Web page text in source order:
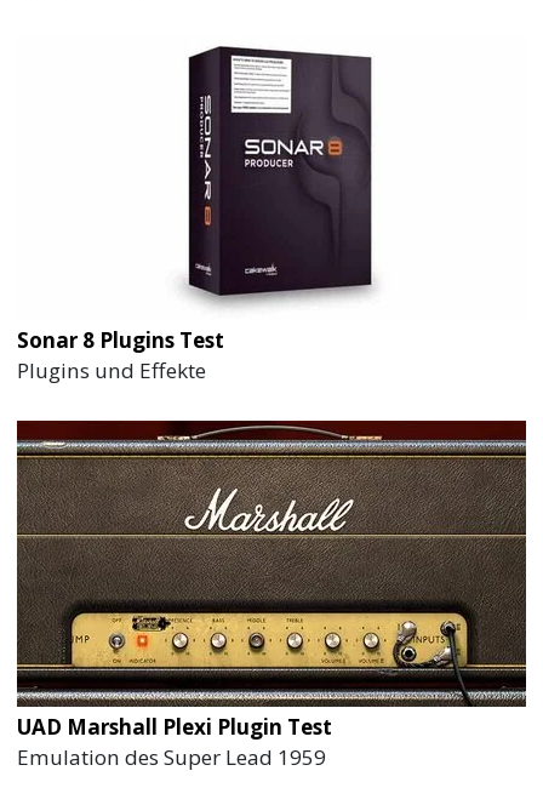
Sonar 8 Plugins Test
Plugins und Effekte
UAD Marshall Plexi Plugin Test
Emulation des Super Lead 1959